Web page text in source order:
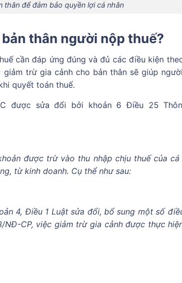
thân để đảm bảo quyền lợi cá nhân
thân người nộp thuế?
cần đáp ứng đúng và đủ các điều kiện
trừ gia cảnh cho bản thân sẽ giúp
quyết toán thuế.
được sửa đổi bởi khoản 6 Điều 25
được trừ vào thu nhập chịu thuế của cá
từ kinh doanh. Cụ thể như sau:
4, Điều 1 Luật sửa đổi, bổ sung một số
CP, việc giảm trừ gia cảnh được thực